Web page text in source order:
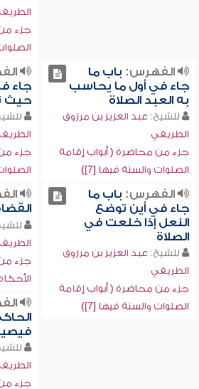
جزء
الفهرس: باب ما
جاء في أول ما يحاسب
به العبد الصلاة
للشيخ: عبد العزيز بن مرزوق
الطريفي
جزء من محاضرة ( أبواب إقامة
الصلوات والسنة فيها [7])
جاء
حيث
جزء
الفهرس: باب ما
جاء في أين توضع
النعل إذا خلعت في
الصلاة
للشيخ: عبد العزيز بن مرزوق
الطريفي
جزء من محاضرة ( أبواب إقامة
الصلوات والسنة فيها [7])
جزء
جزء